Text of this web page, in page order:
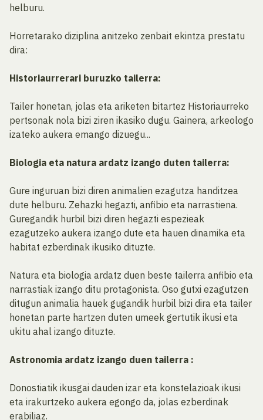
helburu.
Horretarako diziplina anitzeko zenbait ekintza prestatu
dira:
Historiaurrerari buruzko tailerra:
Tailer honetan, jolas eta ariketen bitartez Historiaurreko
pertsonak nola bizi ziren ikasiko dugu. Gainera, arkeologo
izateko aukera emango dizuegu...
Biologia eta natura ardatz izango duten tailerra:
Gure inguruan bizi diren animalien ezagutza handitzea
dute helburu. Zehazki hegazti, anfibio eta narrastiena.
Guregandik hurbil bizi diren hegazti espezieak
ezagutzeko aukera izango dute eta hauen dinamika eta
habitat ezberdinak ikusiko dituzte.
Natura eta biologia ardatz duen beste tailerra anfibio eta
narrastiak izango ditu protagonista. Oso gutxi ezagutzen
ditugun animalia hauek gugandik hurbil bizi dira eta tailer
honetan parte hartzen duten umeek gertutik ikusi eta
ukitu ahal izango dituzte.
Astronomia ardatz izango duen tailerra :
Donostiatik ikusgai dauden izar eta konstelazioak ikusi
eta irakurtzeko aukera egongo da, jolas ezberdinak
erabiliaz.